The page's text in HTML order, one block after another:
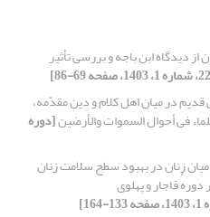
از دیدگاه ابن باجه و بررسی تأثیر
در میان اهل کلام و دین مقدّمه،
فی أحوال السموات والأرضین[دوره
زنان در بهبود سطح سلامت زنان
دورهٔ قاجار و پهلوی